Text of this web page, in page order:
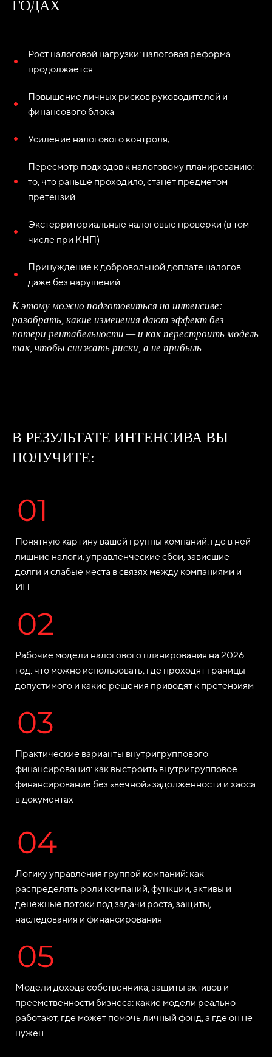
ГОДАХ
Рост налоговой нагрузки: налоговая реформа
продолжается
Повышение личных рисков руководителей и
финансового блока
Усиление налогового контроля;
Пересмотр подходов к налоговому планированию:
то, что раньше проходило, станет предметом
претензий
Экстерриториальные налоговые проверки (в том
числе при КНП)
Принуждение к добровольной доплате налогов
даже без нарушений
К этому можно подготовиться на интенсиве:
разобрать, какие изменения дают эффект без
потери рентабельности — и как перестроить модель
так, чтобы снижать риски, а не прибыль
В РЕЗУЛЬТАТЕ ИНТЕНСИВА ВЫ
ПОЛУЧИТЕ:
Понятную картину вашей группы компаний: где в ней
лишние налоги, управленческие сбои, зависшие
долги и слабые места в связях между компаниями и
ИП
Рабочие модели налогового планирования на 2026
год: что можно использовать, где проходят границы
допустимого и какие решения приводят к претензиям
Практические варианты внутригруппового
финансирования: как выстроить внутригрупповое
финансирование без «вечной» задолженности и хаоса
в документах
Логику управления группой компаний: как
распределять роли компаний, функции, активы и
денежные потоки под задачи роста, защиты,
наследования и финансирования
Модели дохода собственника, защиты активов и
преемственности бизнеса: какие модели реально
работают, где может помочь личный фонд, а где он не
нужен